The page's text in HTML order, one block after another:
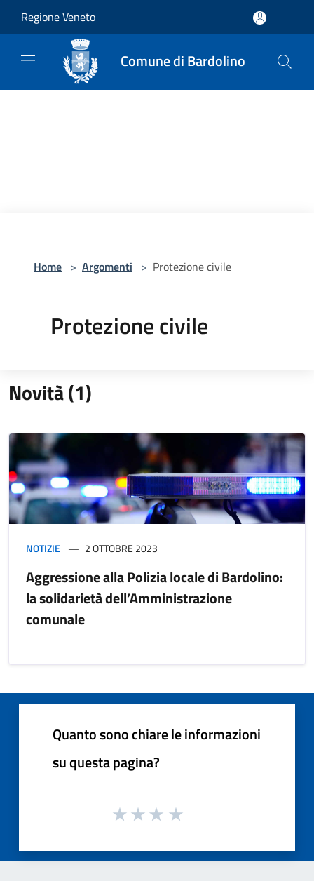
Regione Veneto
Comune di Bardolino
Home > Argomenti > Protezione civile
Protezione civile
Novità (1)
NOTIZIE 2 OTTOBRE 2023
Aggressione alla Polizia locale di Bardolino:
la solidarietà dell’Amministrazione
comunale
Quanto sono chiare le informazioni
su questa pagina?